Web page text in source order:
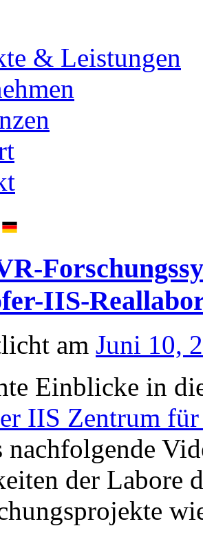
& Leistungen
IIS-
am Juni 10,
Einblicke in
IIS Zentrum
nachfolgende
der Labore